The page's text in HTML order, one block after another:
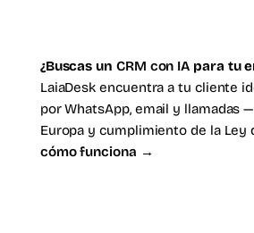
¿Buscas un CRM con IA para tu
LaiaDesk encuentra a tu cliente
por WhatsApp, email y llamadas
Europa y cumplimiento de la Ley
cómo funciona →